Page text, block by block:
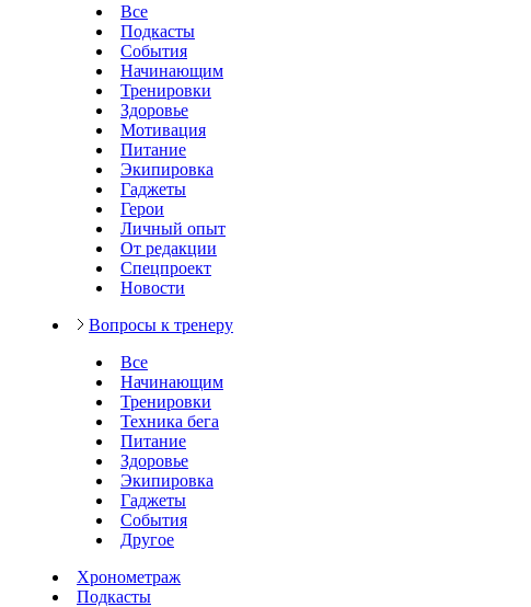
Все
Подкасты
События
Начинающим
Тренировки
Здоровье
Мотивация
Питание
Экипировка
Гаджеты
Герои
Личный опыт
От редакции
Спецпроект
Новости
Вопросы к тренеру
Все
Начинающим
Тренировки
Техника бега
Питание
Здоровье
Экипировка
Гаджеты
События
Другое
Хронометраж
Подкасты